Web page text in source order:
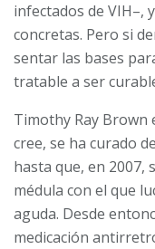
infectados de VIH–,
concretas. Pero si
sentar las bases
tratable a ser
Timothy Ray Brown
cree, se ha curado
hasta que, en 2007,
médula con el que
aguda. Desde
medicación